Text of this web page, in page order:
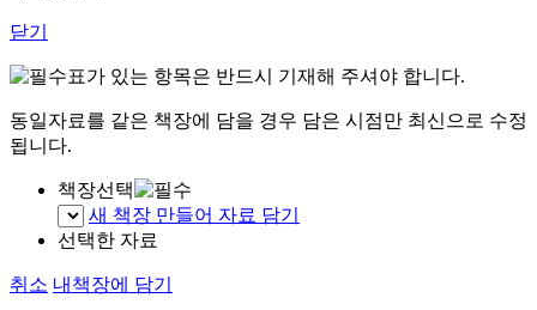
닫기
표가 있는 항목은 반드시 기재해 주셔야 합니다.
동일자료를 같은 책장에 담을 경우 담은 시점만 최신으로 수정
됩니다.
책장선택
새 책장 만들어 자료 담기
선택한 자료
취소 내책장에 담기